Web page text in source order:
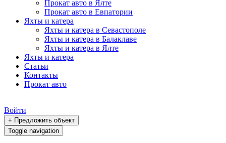
Прокат авто в Ялте
Прокат авто в Евпатории
Яхты и катера
Яхты и катера в Севастополе
Яхты и катера в Балаклаве
Яхты и катера в Ялте
Яхты и катера
Статьи
Контакты
Прокат авто
Войти
+ Предложить объект
Toggle navigation